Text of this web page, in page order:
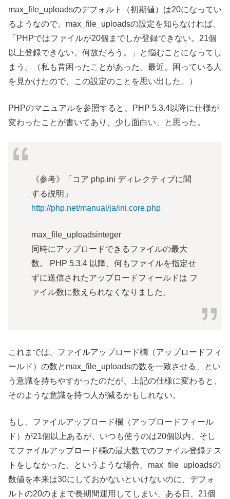
max_file_uploadsのデフォルト（初期値）は20になってい
るようなので、max_file_uploadsの設定を知らなければ、
「PHPではファイルが20個までしか登録できない。21個
以上登録できない。何故だろう。」と悩むことになってし
まう。（私も昔困ったことがあった。最近、困っている人
を見かけたので、この設定のことを思い出した。）
PHPのマニュアルを参照すると、PHP 5.3.4以降に仕様が
変わったことが書いてあり、少し面白い、と思った。
《参考》「コア php.ini ディレクティブに関
する説明」
http://php.net/manual/ja/ini.core.php
max_file_uploadsinteger
同時にアップロードできるファイルの最大
数。 PHP 5.3.4 以降、何もファイルを指定せ
ずに送信されたアップロードフィールドは フ
ァイル数に数えられなくなりました。
これまでは、ファイルアップロード欄（アップロードフィ
ールド）の数とmax_file_uploadsの数を一致させる、とい
う意識を持ちやすかったのだが、上記の仕様に変わると、
そのような意識を持つ人が減るかもしれない。
もし、ファイルアップロード欄（アップロードフィール
ド）が21個以上あるが、いつも使うのは20個以内、そし
てファイルアップロード欄の最大数でのファイル登録テス
トをしなかった、というような場合、max_file_uploadsの
数値を本来は30にしておかないといけないのに、デフォ
ルトの20のままで長期間運用してしまい、ある日、21個